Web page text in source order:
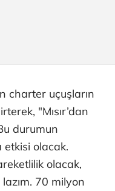
charter uçuşların
"Mısır’dan
durumun
etkisi olacak.
olacak,
70 milyon